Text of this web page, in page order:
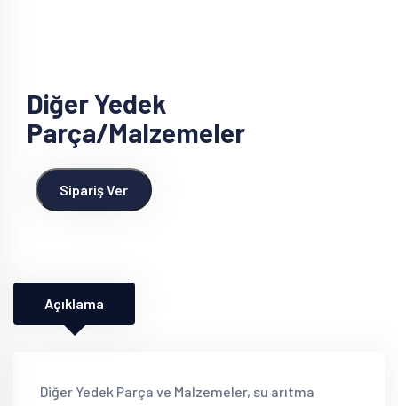
Diğer Yedek
Parça/Malzemeler
Sipariş Ver
Açıklama
Diğer Yedek Parça ve Malzemeler, su arıtma